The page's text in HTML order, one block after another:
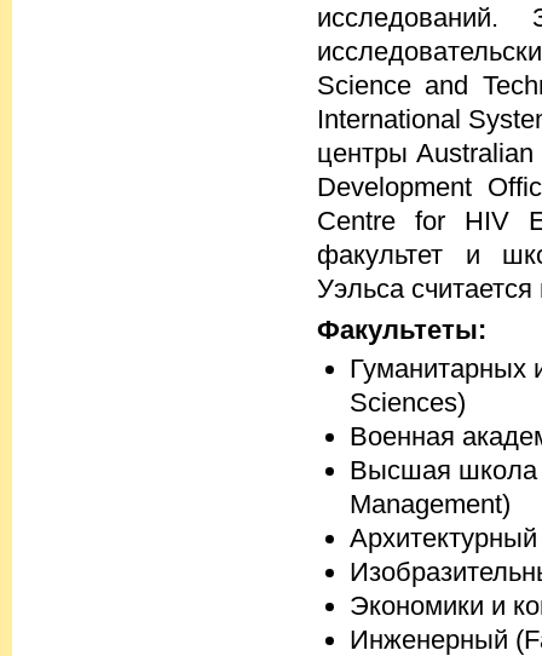
исследований.
Science and
International
центры Australian
Development
Centre for HIV
факультет и
Уэльса
Факультеты:
Гуманитарных
Sciences)
Военная
Высшая школа
Management)
Экономики и
Инженерный